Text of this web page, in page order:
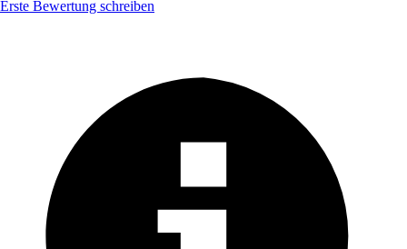
Erste Bewertung schreiben